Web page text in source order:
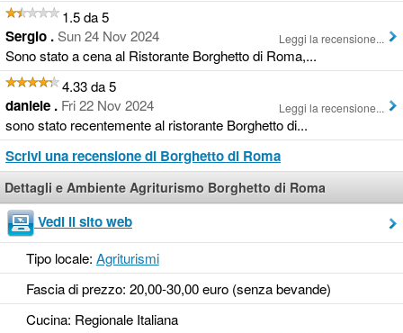
1.5 da 5
Sergio .Sun 24 Nov 2024
Sono stato a cena al Ristorante Borghetto di Roma,...
Leggi la recensione...
4.33 da 5
daniele . Fri 22 Nov 2024
sono stato recentemente al ristorante Borghetto di...
Leggi la recensione...
Scrivi una recensione di Borghetto di Roma
Dettagli e Ambiente Agriturismo Borghetto di Roma
Vedi il sito web
Tipo locale: Agriturismi
Fascia di prezzo: 20,00-30,00 euro (senza bevande)
Cucina: Regionale Italiana